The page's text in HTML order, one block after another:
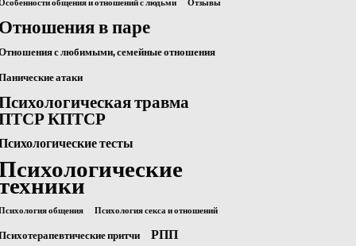
в паре
с любимыми, семейные отношения
атаки
травма
КПТСР
тесты
общения Психология секса и отношений
притчи РПП